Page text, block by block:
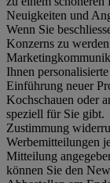
Neuigkeiten und
Wenn Sie
Konzerns zu
Ihnen
Einführung neuer
Kochschauen oder
speziell für Sie gibt.
Zustimmung
Werbemitteilungen
Mitteilung
können Sie den